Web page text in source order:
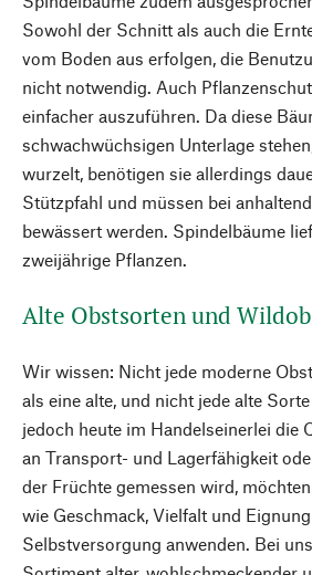
Sowohl der Schnitt als auch die
vom Boden aus erfolgen, die
nicht notwendig. Auch
einfacher auszuführen. Da diese
schwachwüchsigen Unterlage
wurzelt, benötigen sie allerdings
Stützpfahl und müssen bei
bewässert werden. Spindelbäume
zweijährige Pflanzen.
Alte Obstsorten und
Wir wissen: Nicht jede moderne
als eine alte, und nicht jede alte
jedoch heute im Handelseinerlei die
an Transport- und Lagerfähigkeit
der Früchte gemessen wird,
wie Geschmack, Vielfalt und
Selbstversorgung anwenden. Bei